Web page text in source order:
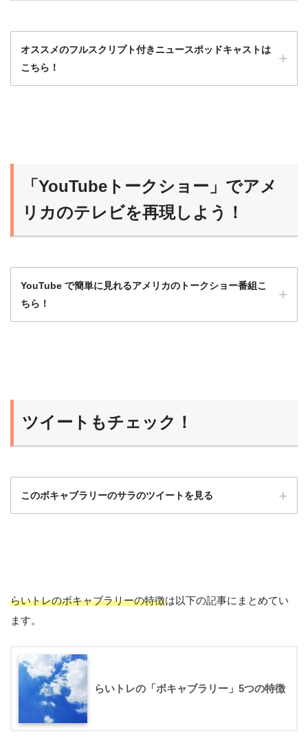
オススメのフルスクリプト付きニュースポッドキャストは
こちら！
らいおん
慣れれば、だんだんスクリプトなしで聞ける
ようになるよ！
「YouTubeトークショー」でアメ
リカのテレビを再現しよう！
YouTube で簡単に見れるアメリカのトークショー番組こ
ちら！
ツイートもチェック！
このボキャブラリーのサラのツイートを見る
らいトレのボキャブラリーの特徴は以下の記事にまとめてい
ます。
らいトレの「ボキャブラリー」5つの特徴